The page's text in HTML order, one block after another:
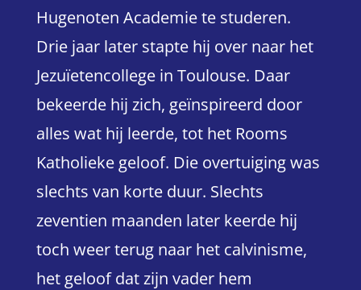
Hugenoten Academie te studeren.
Drie jaar later stapte hij over naar het
Jezuïetencollege in Toulouse. Daar
bekeerde hij zich, geïnspireerd door
alles wat hij leerde, tot het Rooms
Katholieke geloof. Die overtuiging was
slechts van korte duur. Slechts
zeventien maanden later keerde hij
toch weer terug naar het calvinisme,
het geloof dat zijn vader hem